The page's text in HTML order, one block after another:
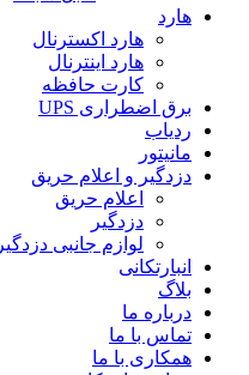
هارد
هارد اکسترنال
هارد اینترنال
کارت حافظه
برق اضطراری UPS
ردیاب
مانیتور
دزدگیر و اعلام حریق
اعلام حریق
دزدگیر
لوازم جانبی دزدگیر
انبارتکانی
بلاگ
درباره ما
تماس با ما
همکاری با ما